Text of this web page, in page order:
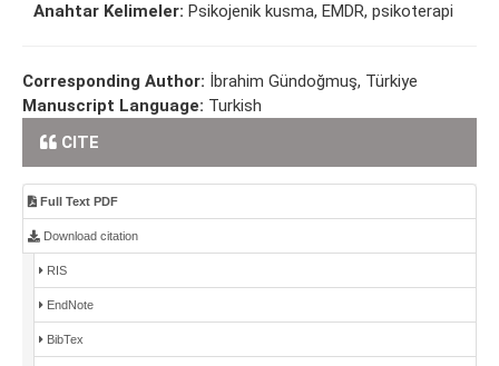
Anahtar Kelimeler: Psikojenik kusma, EMDR, psikoterapi
Corresponding Author: İbrahim Gündoğmuş, Türkiye
Manuscript Language: Turkish
CITE
Full Text PDF
Download citation
RIS
EndNote
BibTex